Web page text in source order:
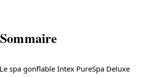
Sommaire
spa gonflable Intex PureSpa Deluxe